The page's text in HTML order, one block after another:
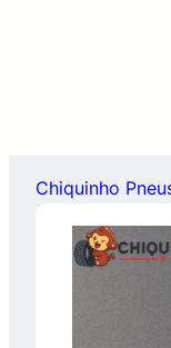
Chiquinho